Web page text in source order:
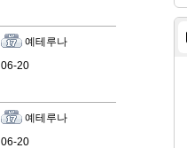
예테루나
06-20
예테루나
06-20